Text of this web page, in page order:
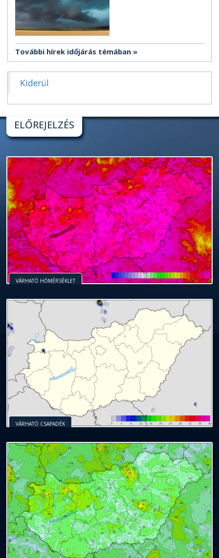
További hírek időjárás témában
Kiderül
ELŐREJELZÉS
VÁRHATÓ HŐMÉRSÉKLET
VÁRHATÓ CSAPADÉK